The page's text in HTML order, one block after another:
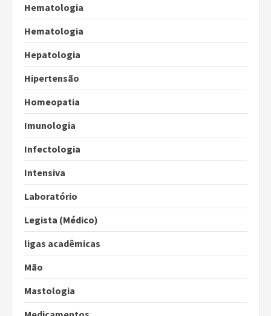
Hematologia
Hematologia
Hepatologia
Hipertensão
Homeopatia
Imunologia
Infectologia
Intensiva
Laboratório
Legista (Médico)
ligas acadêmicas
Mão
Mastologia